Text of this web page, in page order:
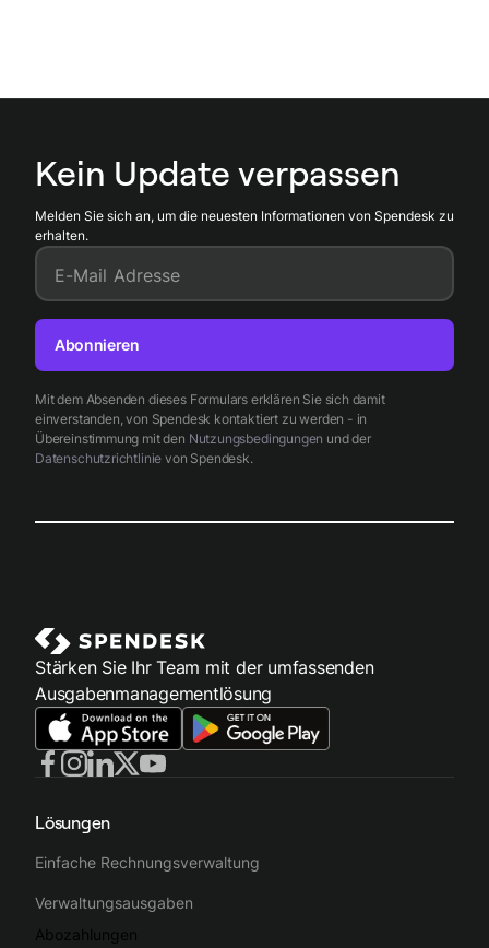
Kein Update verpassen
Melden Sie sich an, um die neuesten Informationen von Spendesk zu
erhalten.
E-Mail Adresse
Mit dem Absenden dieses Formulars erklären Sie sich damit
einverstanden, von Spendesk kontaktiert zu werden - in
Übereinstimmung mit den Nutzungsbedingungen und der
Datenschutzrichtlinie von Spendesk.
Abonnieren
Stärken Sie Ihr Team mit der umfassenden
Ausgabenmanagementlösung
Lösungen
Einfache Rechnungsverwaltung
Verwaltungsausgaben
Abozahlungen